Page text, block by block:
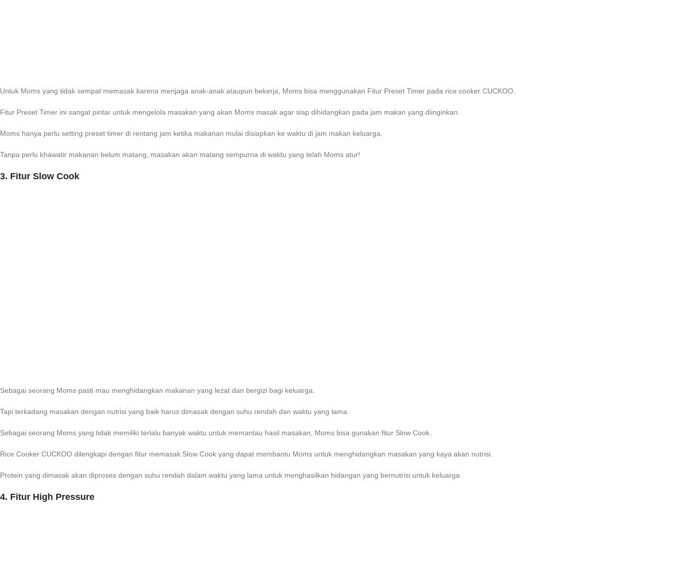
Untuk Moms yang tidak sempat memasak karena menjaga anak-anak ataupun bekerja, Moms bisa menggunakan Fitur Preset Timer pada rice cooker CUCKOO.
Fitur Preset Timer ini sangat pintar untuk mengelola masakan yang akan Moms masak agar siap dihidangkan pada jam makan yang diinginkan.
Moms hanya perlu setting preset timer di rentang jam ketika makanan mulai disiapkan ke waktu di jam makan keluarga.
Tanpa perlu khawatir makanan belum matang, masakan akan matang sempurna di waktu yang telah Moms atur!
3. Fitur Slow Cook
Sebagai seorang Moms pasti mau menghidangkan makanan yang lezat dan bergizi bagi keluarga.
Tapi terkadang masakan dengan nutrisi yang baik harus dimasak dengan suhu rendah dan waktu yang lama.
Sebagai seorang Moms yang tidak memiliki terlalu banyak waktu untuk memantau hasil masakan, Moms bisa gunakan fitur Slow Cook.
Rice Cooker CUCKOO dilengkapi dengan fitur memasak Slow Cook yang dapat membantu Moms untuk menghidangkan masakan yang kaya akan nutrisi.
Protein yang dimasak akan diproses dengan suhu rendah dalam waktu yang lama untuk menghasilkan hidangan yang bernutrisi untuk keluarga.
4. Fitur High Pressure